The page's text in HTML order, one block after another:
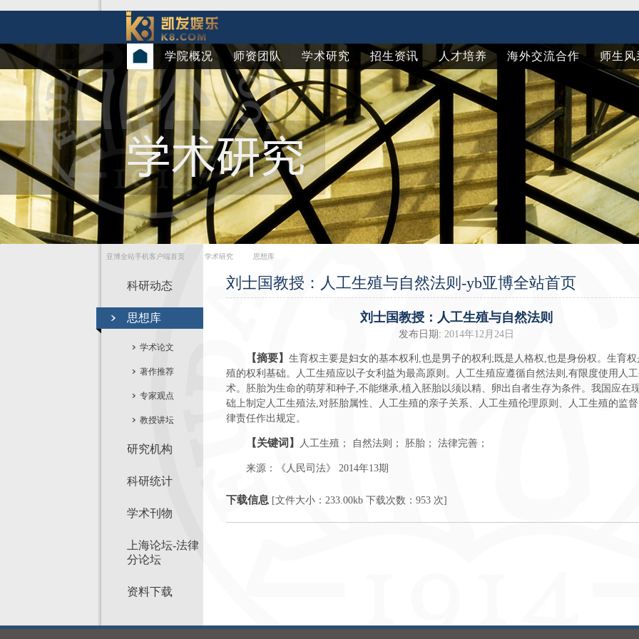
学院概况 师资团队 学术研究 招生资讯 人才培养 海外交流合作 师生风
亚博全站手机客户端首页 学术研究 思想库
科研动态
思想库
学术论文
著作推荐
专家观点
教授讲坛
研究机构
科研统计
学术刊物
上海论坛-法律
分论坛
资料下载
刘士国教授：人工生殖与自然法则-yb亚博全站首页
刘士国教授：人工生殖与自然法则
发布日期: 2014年12月24日
【摘要】 生育权主要是妇女的基本权利,也是男子的权利;既是人格权,也是身份权。生育
殖的权利基础。人工生殖应以子女利益为最高原则。人工生殖应遵循自然法则,有限度使用人
术。胚胎为生命的萌芽和种子,不能继承,植入胚胎以须以精、卵出自者生存为条件。我国应在
础上制定人工生殖法,对胚胎属性、人工生殖的亲子关系、人工生殖伦理原则、人工生殖的监
律责任作出规定。
【关键词】 人工生殖； 自然法则； 胚胎； 法律完善；
来源：《人民司法》 2014年13期
下载信息 [文件大小： 233.00kb 下载次数： 953 次]